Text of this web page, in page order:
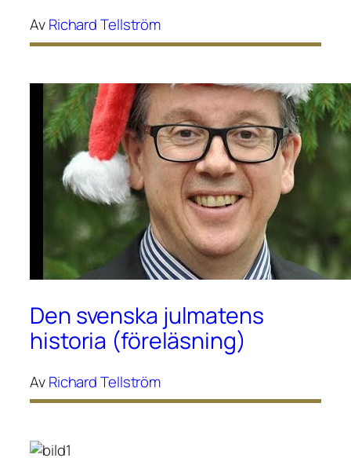
AvRichard Tellström
Den svenska julmatens
historia (föreläsning)
AvRichard Tellström